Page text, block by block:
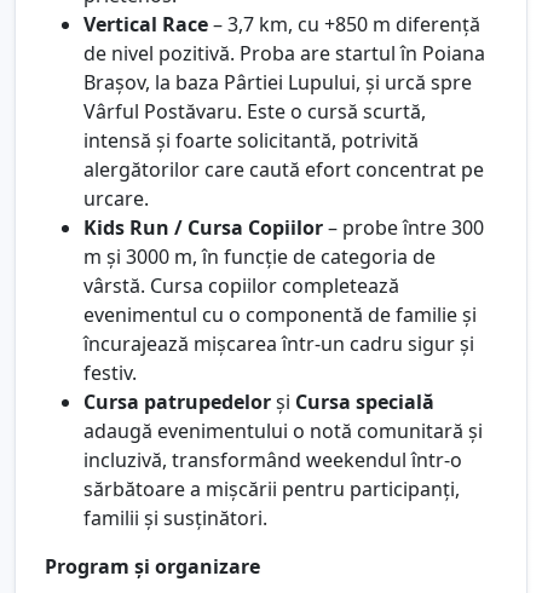
Vertical Race– 3,7 km, cu +850 m diferență
de nivel pozitivă. Proba are startul în Poiana
Brașov, la baza Pârtiei Lupului, și urcă spre
Vârful Postăvaru. Este o cursă scurtă,
intensă și foarte solicitantă, potrivită
alergătorilor care caută efort concentrat pe
urcare.
Kids Run / Cursa Copiilor– probe între 300
m și 3000 m, în funcție de categoria de
vârstă. Cursa copiilor completează
evenimentul cu o componentă de familie și
încurajează mișcarea într-un cadru sigur și
festiv.
Cursa patrupedelorși Cursa specială
adaugă evenimentului o notă comunitară și
incluzivă, transformând weekendul într-o
sărbătoare a mișcării pentru participanți,
familii și susținători.
Program și organizare